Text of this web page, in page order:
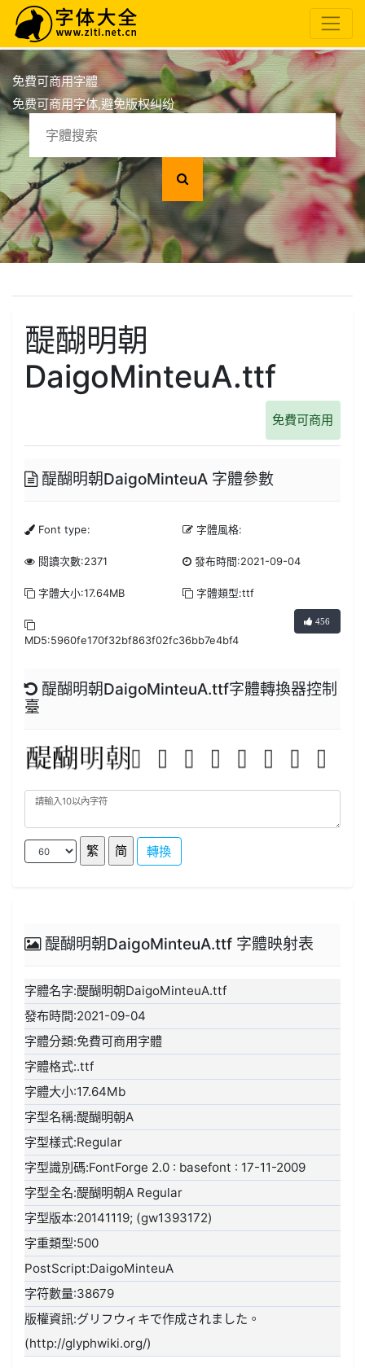
免費可商用字體
免费可商用字体,避免版权纠纷
醍醐明朝
DaigoMinteuA.ttf
免費可商用
醍醐明朝DaigoMinteuA 字體參數
Font type: 字體風格:
閱讀次數:2371 發布時間:2021-09-04
字體大小:17.64MB 字體類型:ttf
MD5:5960fe170f32bf863f02fc36bb7e4bf4
456
醍醐明朝DaigoMinteuA.ttf字體轉換器控制
臺
轉換
醍醐明朝DaigoMinteuA.ttf 字體映射表
字體名字:醍醐明朝DaigoMinteuA.ttf
發布時間:2021-09-04
字體分類:免費可商用字體
字體格式:.ttf
字體大小:17.64Mb
字型名稱:醍醐明朝A
字型樣式:Regular
字型識別碼:FontForge 2.0 : basefont : 17-11-2009
字型全名:醍醐明朝A Regular
字型版本:20141119; (gw1393172)
字重類型:500
PostScript:DaigoMinteuA
字符數量:38679
版權資訊:グリフウィキで作成されました。
(http://glyphwiki.org/)